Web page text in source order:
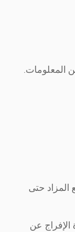
المعلومات.
المزاد حتى
عن